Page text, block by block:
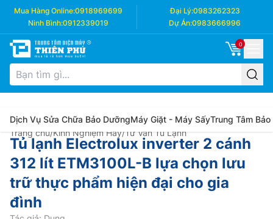
Mua Hàng Online:0918969699 Đại Lý:0983262323
Ninh Bình:0912339019 Dự Án:0983666996
0
Dịch Vụ Sửa Chữa Bảo DưỡngMáy Giặt - Máy SấyTrung Tâm Bảo
Trang chủ/Kinh Nghiệm Hay/Tư Vấn Tủ Lạnh
Tủ lạnh Electrolux inverter 2 cánh
312 lít ETM3100L-B lựa chọn lưu
trữ thực phẩm hiện đại cho gia
đình